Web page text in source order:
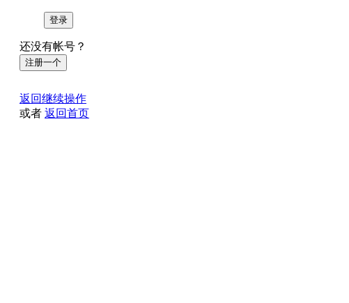
登录
还没有帐号？
注册一个
返回继续操作
或者 返回首页